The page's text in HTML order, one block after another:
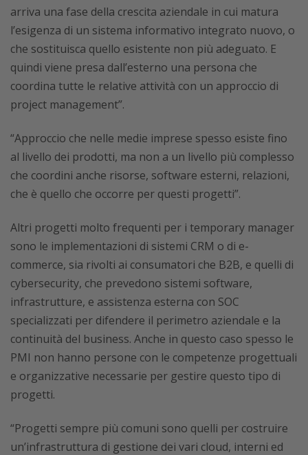
arriva una fase della crescita aziendale in cui matura
l’esigenza di un sistema informativo integrato nuovo, o
che sostituisca quello esistente non più adeguato. E
quindi viene presa dall’esterno una persona che
coordina tutte le relative attività con un approccio di
project management”.
“Approccio che nelle medie imprese spesso esiste fino
al livello dei prodotti, ma non a un livello più complesso
che coordini anche risorse, software esterni, relazioni,
che è quello che occorre per questi progetti”.
Altri progetti molto frequenti per i temporary manager
sono le implementazioni di sistemi CRM o di e-
commerce, sia rivolti ai consumatori che B2B, e quelli di
cybersecurity, che prevedono sistemi software,
infrastrutture, e assistenza esterna con SOC
specializzati per difendere il perimetro aziendale e la
continuità del business. Anche in questo caso spesso le
PMI non hanno persone con le competenze progettuali
e organizzative necessarie per gestire questo tipo di
progetti.
“Progetti sempre più comuni sono quelli per costruire
un’infrastruttura di gestione dei vari cloud, interni ed